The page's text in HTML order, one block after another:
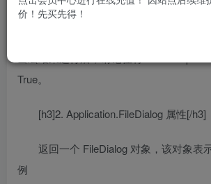
关闭屏幕更新可加快宏的执行速度。这样
True。
[h3]2. Application.FileDialog 属性[/h3]
返回一个 FileDialog 对象，该对象表
例
价！先买先得！